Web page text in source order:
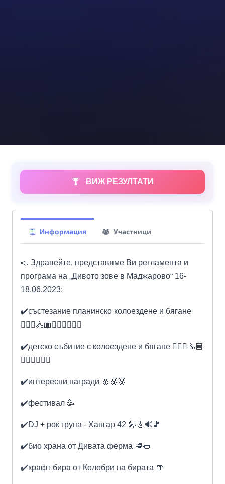
ВИЖ РЕЗУЛТАТИ
Информация Участници
📣 Здравейте, представяме Ви регламента и
програма на „Дивото зове в Маджарово“ 16-
18.06.2023:
✔️състезание планинско колоездене и бягане
🚴🏻‍♀️🚴🏼🏃🏻‍♀️🏃🏻‍♂️
✔️детско събитие с колоездене и бягане 🚴🏻‍♀️🚴🏼
🏃🏻‍♀️🏃🏻‍♂️
✔️интересни награди 🥇🥈🥉
✔️фестивал 🥳
✔️DJ + рок група - Хангар 42 🎤🎸🔊🎵
✔️био храна от Дивата ферма 🥩🌭
✔️крафт бира от Колобри на бирата 🍺